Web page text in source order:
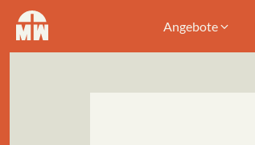
Angebote